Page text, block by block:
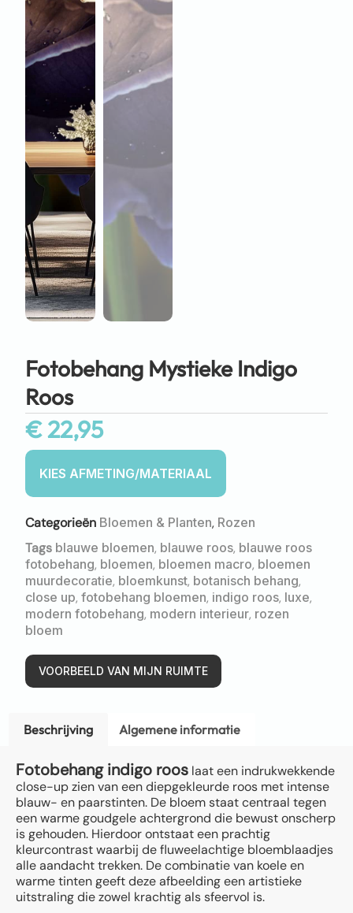
Fotobehang Mystieke Indigo
Roos
€22,95
Categorieën Bloemen & Planten, Rozen
Tags blauwe bloemen, blauwe roos, blauwe roos
fotobehang, bloemen, bloemen macro, bloemen
muurdecoratie, bloemkunst, botanisch behang,
close up, fotobehang bloemen, indigo roos, luxe,
modern fotobehang, modern interieur, rozen
bloem
VOORBEELD VAN MIJN RUIMTE
Beschrijving Algemene informatie
Fotobehang indigo roos laat een indrukwekkende
close-up zien van een diepgekleurde roos met intense
blauw- en paarstinten. De bloem staat centraal tegen
een warme goudgele achtergrond die bewust onscherp
is gehouden. Hierdoor ontstaat een prachtig
kleurcontrast waarbij de fluweelachtige bloemblaadjes
alle aandacht trekken. De combinatie van koele en
warme tinten geeft deze afbeelding een artistieke
uitstraling die zowel krachtig als sfeervol is.